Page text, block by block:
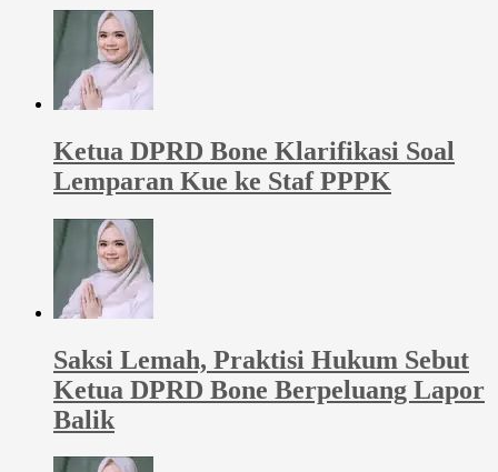
Ketua DPRD Bone Klarifikasi Soal
Lemparan Kue ke Staf PPPK
Saksi Lemah, Praktisi Hukum Sebut
Ketua DPRD Bone Berpeluang Lapor
Balik